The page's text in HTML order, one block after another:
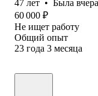
47 лет • Была вчера
60 000 ₽
Не ищет работу
Общий опыт
23 года 3 месяца